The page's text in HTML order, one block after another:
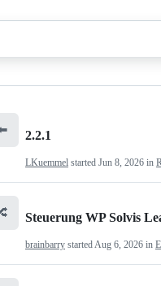
2.2.1
LKuemmel started Jun 8, 2026 in
Steuerung WP Solvis
brainbarry startedAug 6, 2026 in